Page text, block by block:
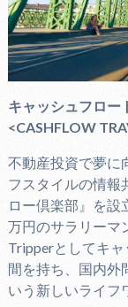
キャッシュフロー
<CASHFLOW
不動産投資で夢に
フスタイルの情報
ロー倶楽部』を設
万円のサラリーマ
Tripperとしてキ
間を持ち、国内外
いう新しいライフ